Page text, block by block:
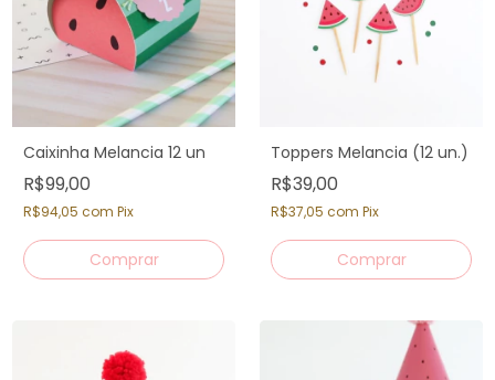
Caixinha Melancia 12 un
R$99,00
R$94,05 com Pix
Toppers Melancia (12 un.)
R$39,00
R$37,05 com Pix